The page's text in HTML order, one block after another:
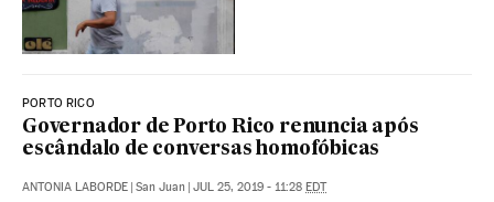
PORTO RICO
Governador de Porto Rico renuncia após
escândalo de conversas homofóbicas
ANTONIA LABORDE | San Juan | JUL 25, 2019 - 11:28 EDT